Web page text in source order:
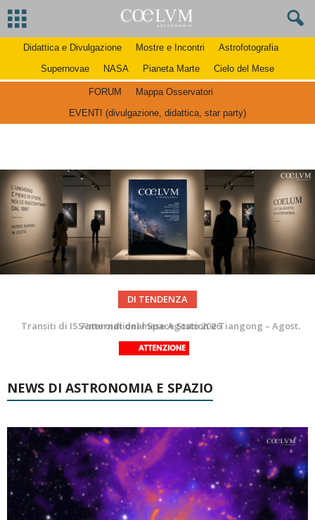
Didattica e Divulgazione Mostre e Incontri
Astrofotografia
Supernovae
NASA Pianeta Marte Cielo del Mese
FORUM
Mappa Osservatori
EVENTI (divulgazione, didattica, star party)
DI TENDENZA
Transiti di ISS International Space Station e Tiangong – Agosto 2026
La Luna del Mese – Agosto 2026
NEWS DI ASTRONOMIA E SPAZIO